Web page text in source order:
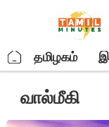
. தமிழகம்
வால்மீகி